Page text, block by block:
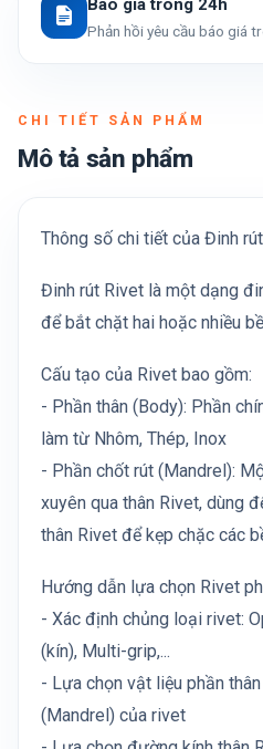
Báo giá trong 24h
Phản hồi yêu cầu báo giá
CHI TIẾT SẢN PHẨM
Mô tả sản phẩm
Thông số chi tiết của Đinh
Đinh rút Rivet là một dạng
để bắt chặt hai hoặc nhiều
Cấu tạo của Rivet bao gồm:
- Phần thân (Body): Phần
làm từ Nhôm, Thép, Inox
- Phần chốt rút (Mandrel):
xuyên qua thân Rivet, dùng
thân Rivet để kẹp chặc các
Hướng dẫn lựa chọn Rivet
- Xác định chủng loại rivet:
(kín), Multi-grip,...
- Lựa chọn vật liệu phần
(Mandrel) của rivet